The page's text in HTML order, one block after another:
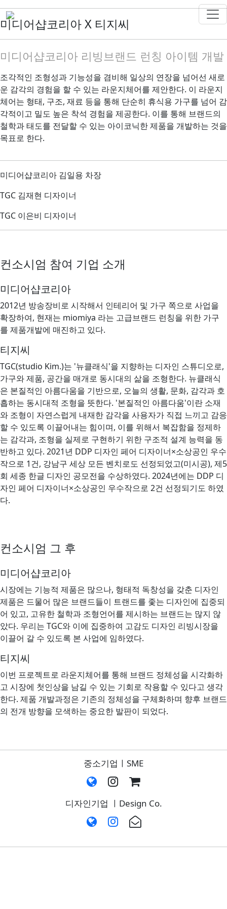
미디어샵코리아 X 티지씨
미디어샵코리아 리빙브랜드 런칭 아이템 개발
조각적인 조형성과 기능성을 겸비해 일상의 연장을 넘어선 새로
운 감각의 경험을 할 수 있는 라운지체어를 제안한다. 이 라운지
체어는 형태, 구조, 재료 등을 통해 단순히 휴식용 가구를 넘어 감
각적이고 밀도 높은 착석 경험을 제공한다. 이를 통해 브랜드의
철학과 태도를 전달할 수 있는 아이코닉한 제품을 개발하는 것을
목표로 한다.
미디어샵코리아 김일용 차장
TGC 김재현 디자이너
TGC 이은비 디자이너
컨소시엄 참여 기업 소개
미디어샵코리아
2012년 방송장비로 시작해서 인테리어 및 가구 쪽으로 사업을
확장하여, 현재는 miomiya 라는 고급브랜드 런칭을 위한 가구
를 제품개발에 매진하고 있다.
티지씨
TGC(studio Kim.)는 '뉴클래식'을 지향하는 디자인 스튜디오로,
가구와 제품, 공간을 매개로 동시대의 삶을 조형한다. 뉴클래식
은 본질적인 아름다움을 기반으로, 오늘의 생활, 문화, 감각과 호
흡하는 동시대적 조형을 뜻한다. '본질적인 아름다움'이란 소재
와 조형이 자연스럽게 내재한 감각을 사용자가 직접 느끼고 감응
할 수 있도록 이끌어내는 힘이며, 이를 위해서 복잡함을 정제하
는 감각과, 조형을 실제로 구현하기 위한 구조적 설계 능력을 동
반하고 있다. 2021년 DDP 디자인 페어 디자이너×소상공인 우수
작으로 1건, 강남구 세상 모든 벤치로도 선정되었고(미시공), 제5
회 세종 한글 디자인 공모전을 수상하였다. 2024년에는 DDP 디
자인 페어 디자이너×소상공인 우수작으로 2건 선정되기도 하였
다.
컨소시엄 그 후
미디어샵코리아
시장에는 기능적 제품은 많으나, 형태적 독창성을 갖춘 디자인
제품은 드물어 많은 브랜드들이 트랜드를 좇는 디자인에 집중되
어 있고, 고유한 철학과 조형언어를 제시하는 브랜드는 많지 않
았다. 우리는 TGC와 이에 집중하여 고감도 디자인 리빙시장을
이끌어 갈 수 있도록 본 사업에 임하였다.
티지씨
이번 프로젝트로 라운지체어를 통해 브랜드 정체성을 시각화하
고 시장에 첫인상을 남길 수 있는 기회로 작용할 수 있다고 생각
한다. 제품 개발과정은 기존의 정체성을 구체화하며 향후 브랜드
의 전개 방향을 모색하는 중요한 발판이 되었다.
중소기업ㅣSME
디자인기업 ㅣDesign Co.